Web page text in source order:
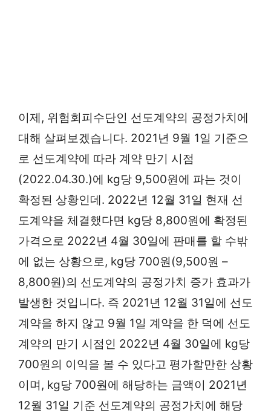
이제, 위험회피수단인 선도계약의 공정가치에
대해 살펴보겠습니다. 2021년 9월 1일 기준으
로 선도계약에 따라 계약 만기 시점
(2022.04.30.)에 kg당 9,500원에 파는 것이
확정된 상황인데. 2022년 12월 31일 현재 선
도계약을 체결했다면 kg당 8,800원에 확정된
가격으로 2022년 4월 30일에 판매를 할 수밖
에 없는 상황으로, kg당 700원(9,500원 –
8,800원)의 선도계약의 공정가치 증가 효과가
발생한 것입니다. 즉 2021년 12월 31일에 선도
계약을 하지 않고 9월 1일 계약을 한 덕에 선도
계약의 만기 시점인 2022년 4월 30일에 kg당
700원의 이익을 볼 수 있다고 평가할만한 상황
이며, kg당 700원에 해당하는 금액이 2021년
12월 31일 기준 선도계약의 공정가치에 해당